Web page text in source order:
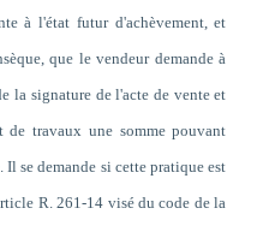
à l'état futur d'achèvement, et
que le vendeur demande à
la signature de l'acte de vente et
de travaux une somme pouvant
se demande si cette pratique est
R. 261-14 visé du code de la